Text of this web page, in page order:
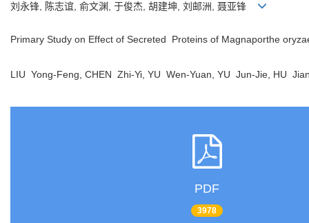
刘永锋, 陈志谊, 俞文渊, 于俊杰, 胡建坤, 刘邮洲, 聂亚锋
Primary Study on Effect of Secreted Proteins of Magnaporthe
LIU Yong-Feng, CHEN Zhi-Yi, YU Wen-Yuan, YU Jun-Jie, HU
PDF
3978